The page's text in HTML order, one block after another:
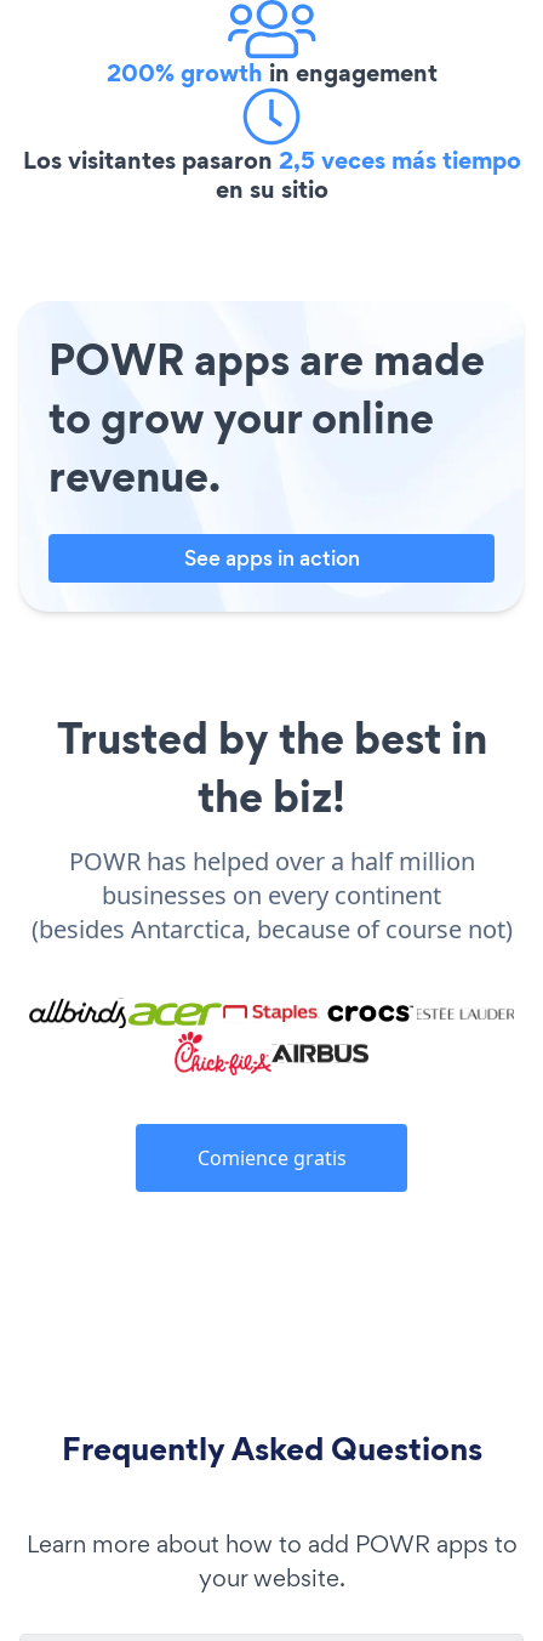
200% growth in engagement
Los visitantes pasaron 2,5 veces más tiempo
en su sitio
POWR apps are made
to grow your online
revenue.
See apps in action
Trusted by the best in
the biz!
POWR has helped over a half million
businesses on every continent
(besides Antarctica, because of course not)
Comience gratis
Frequently Asked Questions
Learn more about how to add POWR apps to
your website.